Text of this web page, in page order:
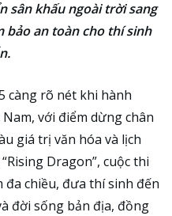
sân khấu ngoài trời sang
bảo an toàn cho thí sinh
càng rõ nét khi hành
với điểm dừng chân
giá trị văn hóa và lịch
Dragon”, cuộc thi
chiều, đưa thí sinh đến
đời sống bản địa, đồng